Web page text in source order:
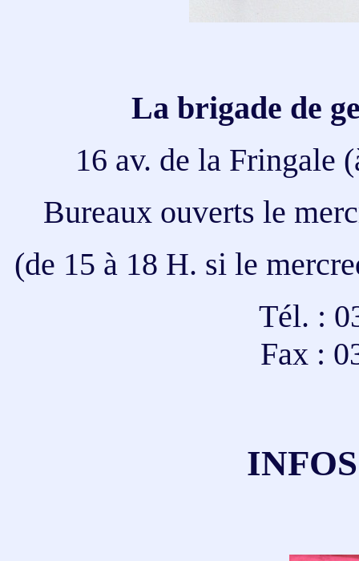
La brigade de
16 av. de la Fringale
Bureaux ouverts le
(de 15 à 18 H. si le
Tél. :
Fax :